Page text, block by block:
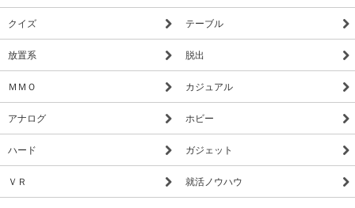
クイズ テーブル
放置系 脱出
ＭＭＯ カジュアル
アナログ ホビー
ハード ガジェット
ＶＲ 就活ノウハウ